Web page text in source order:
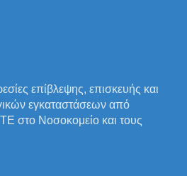
επίβλεψης, επισκευής και
εγκαταστάσεων από
στο Νοσοκομείο και τους